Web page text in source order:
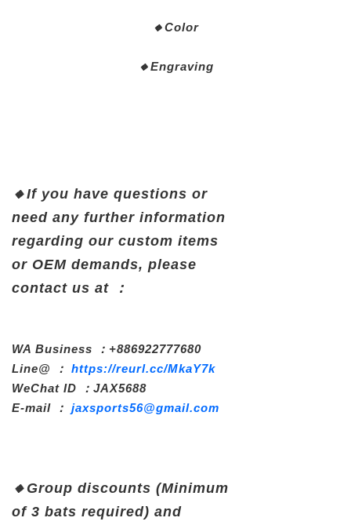
🔸Color
🔸Engraving
🔸If you have questions or
need any further information
regarding our custom items
or OEM demands, please
contact us at ：
WA Business ：+886922777680
Line@ ： https://reurl.cc/MkaY7k
WeChat ID ：JAX5688
E-mail ： jaxsports56@gmail.com
🔸 Group discounts (Minimum
of 3 bats required) and